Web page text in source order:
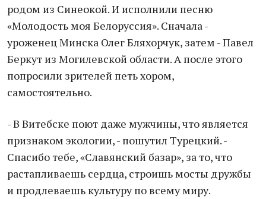
родом из Синеокой. И исполнили песню
«Молодость моя Белоруссия». Сначала -
уроженец Минска Олег Бляхорчук, затем - Павел
Беркут из Могилевской области. А после этого
попросили зрителей петь хором,
самостоятельно.
- В Витебске поют даже мужчины, что является
признаком экологии, - пошутил Турецкий. -
Спасибо тебе, «Славянский базар», за то, что
растапливаешь сердца, строишь мосты дружбы
и продлеваешь культуру по всему миру.